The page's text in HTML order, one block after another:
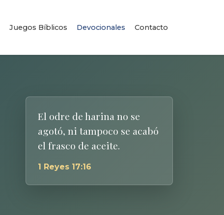
Juegos Bíblicos Devocionales Contacto
El odre de harina no se
agotó, ni tampoco se acabó
el frasco de aceite.
1 Reyes 17:16